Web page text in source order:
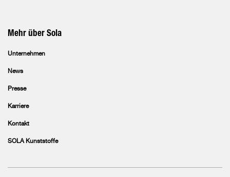
Mehr über Sola
Unternehmen
News
Presse
Karriere
Kontakt
SOLA Kunststoffe